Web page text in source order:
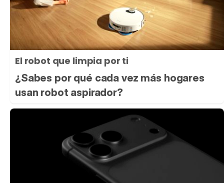
El robot que limpia por ti
¿Sabes por qué cada vez más hogares
usan robot aspirador?